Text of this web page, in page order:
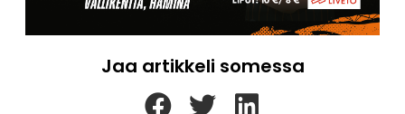
Jaa artikkeli somessa